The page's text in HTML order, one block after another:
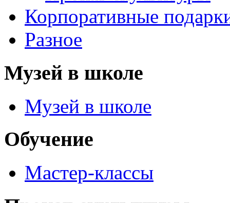
Корпоративные
Разное
Музей в школе
Музей в школе
Обучение
Мастер-классы